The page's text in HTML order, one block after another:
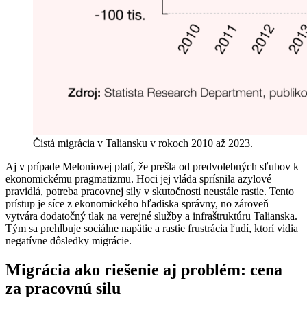
Čistá migrácia v Taliansku v rokoch 2010 až 2023.
Aj v prípade Meloniovej platí, že prešla od predvolebných sľubov k
ekonomickému pragmatizmu. Hoci jej vláda sprísnila azylové
pravidlá, potreba pracovnej sily v skutočnosti neustále rastie. Tento
prístup je síce z ekonomického hľadiska správny, no zároveň
vytvára dodatočný tlak na verejné služby a infraštruktúru Talianska.
Tým sa prehlbuje sociálne napätie a rastie frustrácia ľudí, ktorí vidia
negatívne dôsledky migrácie.
Migrácia ako riešenie aj problém: cena
za pracovnú silu